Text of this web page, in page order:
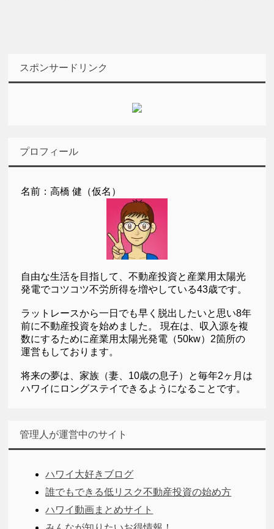
スポンサードリンク
プロフィール
名前：高橋 健（仮名）
自由な生活を目指して、不動産投資と産業用太陽光
発電でコツコツ不労所得を増やしている43歳です。
ラットレースから一日でも早く脱出したいと思い8年
前に不動産投資を始めました。 現在は、収入源を複
数にするために産業用太陽光発電（50kw）2箇所の
運営もしております。
将来の夢は、家族（妻、10歳の息子）と毎年2ヶ月は
ハワイにロングステイできるようになることです。
管理人が運営中のサイト
ハワイ大好きブログ
誰でもできる低リスク不動産投資の始め方
ハワイ動画まとめサイト